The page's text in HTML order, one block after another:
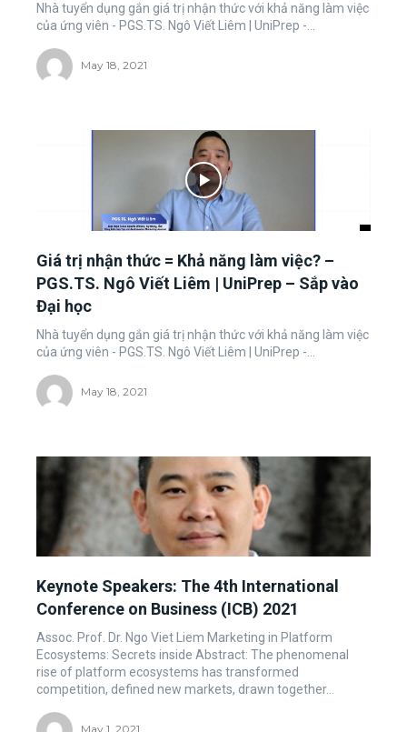
Nhà tuyển dụng gắn giá trị nhận thức với khả năng làm việc
của ứng viên - PGS.TS. Ngô Viết Liêm | UniPrep -...
May 18, 2021
Giá trị nhận thức = Khả năng làm việc? –
PGS.TS. Ngô Viết Liêm | UniPrep – Sắp vào
Đại học
Nhà tuyển dụng gắn giá trị nhận thức với khả năng làm việc
của ứng viên - PGS.TS. Ngô Viết Liêm | UniPrep -...
May 18, 2021
Keynote Speakers: The 4th International
Conference on Business (ICB) 2021
Assoc. Prof. Dr. Ngo Viet Liem Marketing in Platform
Ecosystems: Secrets inside Abstract: The phenomenal
rise of platform ecosystems has transformed
competition, defined new markets, drawn together...
May 1, 2021